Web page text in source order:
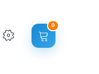
0